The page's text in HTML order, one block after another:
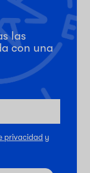
las
con una
privacidad y